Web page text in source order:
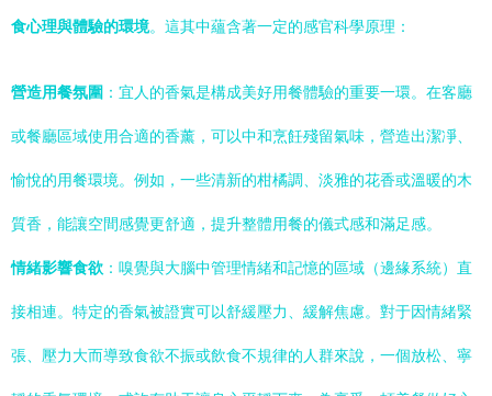
食心理與體驗的環境。這其中蘊含著一定的感官科學原理：
營造用餐氛圍 ：宜人的香氣是構成美好用餐體驗的重要一環。在客廳
或餐廳區域使用合適的香薰，可以中和烹飪殘留氣味，營造出潔凈、
愉悅的用餐環境。例如，一些清新的柑橘調、淡雅的花香或溫暖的木
質香，能讓空間感覺更舒適，提升整體用餐的儀式感和滿足感。
情緒影響食欲 ：嗅覺與大腦中管理情緒和記憶的區域（邊緣系統）直
接相連。特定的香氣被證實可以舒緩壓力、緩解焦慮。對于因情緒緊
張、壓力大而導致食欲不振或飲食不規律的人群來說，一個放松、寧